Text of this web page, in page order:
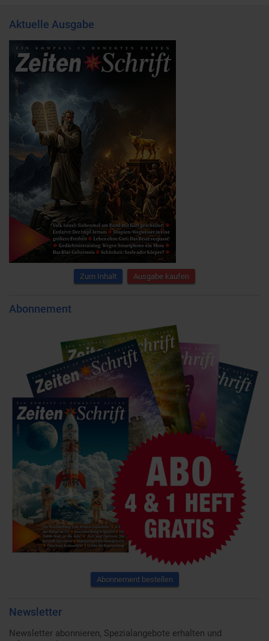
Aktuelle Ausgabe
Zum Inhalt Ausgabe kaufen
Abonnement
Abonnement bestellen
Newsletter
Newsletter abonnieren, Spezialangebote erhalten und